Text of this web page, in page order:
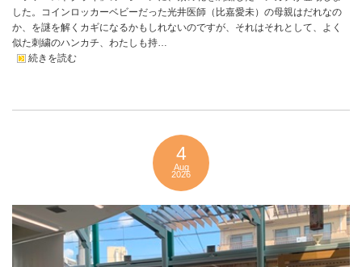
した。コインロッカーベビーだった光井医師（比嘉愛未）の母親はだれなの
か、を謎を解くカギになるかもしれないのですが、それはそれとして、よく
似た刺繍のハンカチ、わたしも持…
続きを読む
4
Aug
2026